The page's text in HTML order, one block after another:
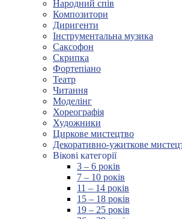
Народний спів
Композитори
Диригенти
Інструментальна музика
Саксофон
Скрипка
Фортепіано
Театр
Читання
Моделінг
Хореографія
Художники
Циркове мистецтво
Декоративно-ужиткове
Вікові категорії
3 – 6 років
7 – 10 років
11 – 14 років
15 – 18 років
19 – 25 років